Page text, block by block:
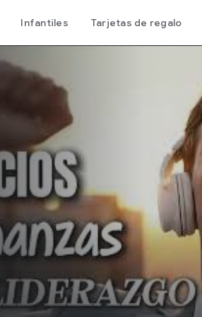
Infantiles Tarjetas de regalo